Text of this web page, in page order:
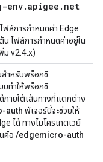
env.apigee . net
ฟล์การกำหนดค่า Edge
ไฟล์การกำหนดค่าอยู่ใน
ม v2.4.x)
สำหรับพร็อกซี
บทำให้พร็อกซี
ด้ภายใต้เส้นทางที่แตกต่าง
auth ฟีเจอร์นี้จะช่วยให้
ได้ ทางไมโครเกตเวย์
คือ /edgemicro-auth